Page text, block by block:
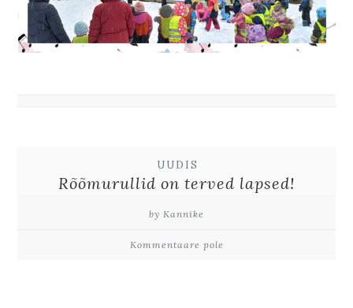
UUDIS
Rõõmurullid on terved lapsed!
by Kannike
Kommentaare pole